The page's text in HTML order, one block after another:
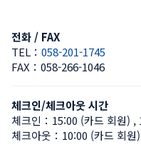
전화 / FAX
TEL： 058-201-1745
FAX： 058-266-1046
체크인/체크아웃 시간
체크인： 15:00 (카드 회원) ,
체크아웃： 10:00 (카드 회원)